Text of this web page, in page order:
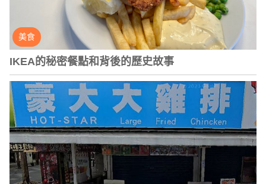
美食
IKEA的秘密餐點和背後的歷史故事